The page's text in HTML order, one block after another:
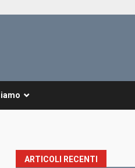
ARTICOLI RECENTI